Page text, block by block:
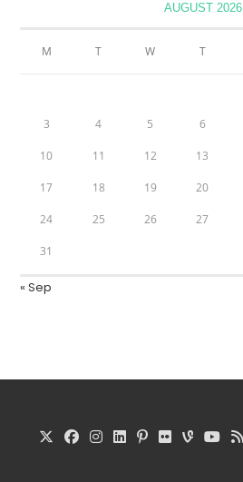
AUGUST 2026
M T W T
3 4 5 6
10 11 12 13
17 18 19 20
24 25 26 27
31
« Sep